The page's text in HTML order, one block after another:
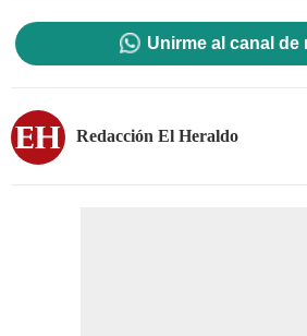
Unirme al canal de
Redacción El Heraldo